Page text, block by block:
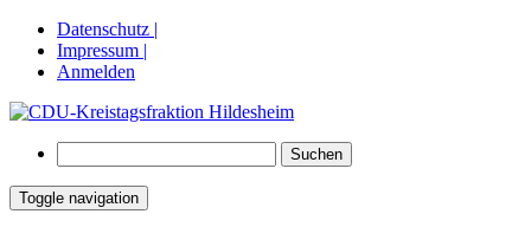
Datenschutz |
Impressum |
Anmelden
nach:
Toggle navigation